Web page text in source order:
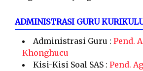
ADMINISTRASI GURU
Administrasi Guru : Pend.
Khonghucu
Kisi-Kisi Soal SAS : Pend.